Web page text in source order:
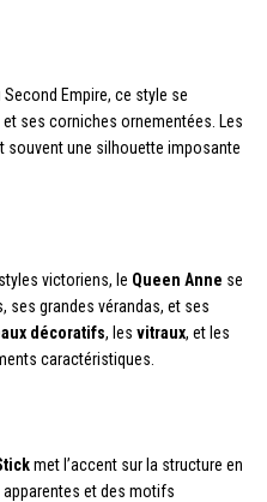
Empire, ce style se
ses corniches ornementées. Les
souvent une silhouette imposante
victoriens, le Queen Anne se
ses grandes vérandas, et ses
décoratifs, les vitraux, et les
caractéristiques.
met l’accent sur la structure en
et des motifs